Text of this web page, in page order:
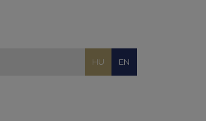
HU EN